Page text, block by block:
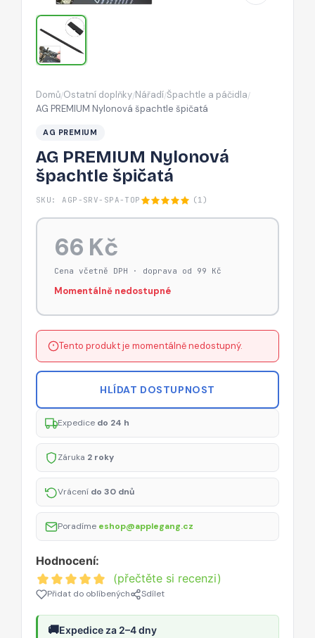
Domů/Ostatní doplňky/Nářadí/Špachtle a páčidla/
AG PREMIUM Nylonová špachtle špičatá
AG PREMIUM
AG PREMIUM Nylonová
špachtle špičatá
SKU: AGP-SRV-SPA-TOP (1)
66 Kč
Cena včetně DPH · doprava od 99 Kč
Momentálně nedostupné
Tento produkt je momentálně nedostupný.
HLÍDAT DOSTUPNOST
Expedice do 24 h
Záruka 2 roky
Vrácení do 30 dnů
Poradíme eshop@applegang.cz
Hodnocení:
(přečtěte si recenzi)
Přidat do oblíbených Sdílet
🚚Expedice za 2–4 dny